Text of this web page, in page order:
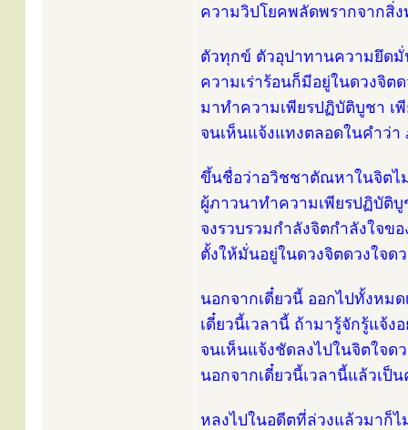
ความวิปโยคพลัดพรากจากสิ่
ตัวทุกข์ ตัวอุปาทานความยึด
ความเร่าร้อนก็มีอยู่ในดวงจิต
มาทำความเพียรปฏิบัติบูชา เพี
จนเห็นแจ้งแทงตลอดในคำว่
ขึ้นชื่อว่าอวิชชาตัณหาในจิต
ผู้ภาวนาทำความเพียรปฏิบัติบู
จงรวบรวมกำลังจิตกำลังใจข
ตั้งให้มั่นอยู่ในดวงจิตดวงใจด
นอกจากเดี๋ยวนี้ ออกไปทั้งหม
เดี๋ยวนี้เวลานี้ ถ้ามารู้จักรู้แจ้ง
จนเห็นแจ้งชัดลงไปในจิตใจด
นอกจากเดี๋ยวนี้เวลานี้แล้วเป็
หลงไปในอดีตที่ล่วงแล้วมาก็